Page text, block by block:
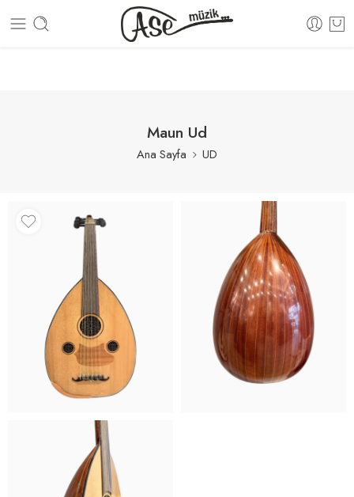
100% GÜVENLİ ALIŞVERİŞ 15 GÜN İÇERİSİNDE
Maun Ud
Ana Sayfa UD